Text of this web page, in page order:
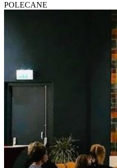
POLECANE